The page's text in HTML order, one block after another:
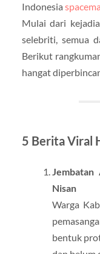
Indonesia
Mulai dari
selebriti, semua
Berikut
hangat
5 Berita Viral
Nisan
Warga
bentuk